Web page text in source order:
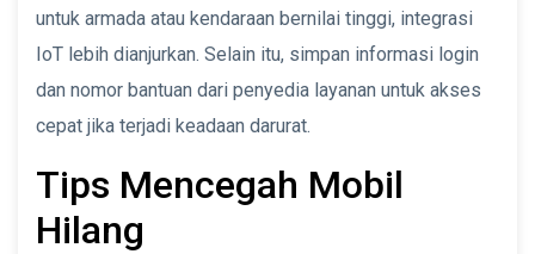
untuk armada atau kendaraan bernilai tinggi, integrasi
IoT lebih dianjurkan. Selain itu, simpan informasi login
dan nomor bantuan dari penyedia layanan untuk akses
cepat jika terjadi keadaan darurat.
Tips Mencegah Mobil
Hilang